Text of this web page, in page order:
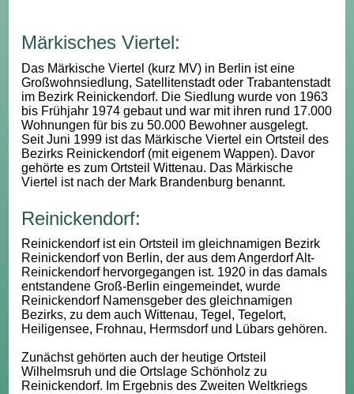
Märkisches Viertel:
Das Märkische Viertel (kurz MV) in Berlin ist eine
Großwohnsiedlung, Satellitenstadt oder Trabantenstadt
im Bezirk Reinickendorf. Die Siedlung wurde von 1963
bis Frühjahr 1974 gebaut und war mit ihren rund 17.000
Wohnungen für bis zu 50.000 Bewohner ausgelegt.
Seit Juni 1999 ist das Märkische Viertel ein Ortsteil des
Bezirks Reinickendorf (mit eigenem Wappen). Davor
gehörte es zum Ortsteil Wittenau. Das Märkische
Viertel ist nach der Mark Brandenburg benannt.
Reinickendorf:
Reinickendorf ist ein Ortsteil im gleichnamigen Bezirk
Reinickendorf von Berlin, der aus dem Angerdorf Alt-
Reinickendorf hervorgegangen ist. 1920 in das damals
entstandene Groß-Berlin eingemeindet, wurde
Reinickendorf Namensgeber des gleichnamigen
Bezirks, zu dem auch Wittenau, Tegel, Tegelort,
Heiligensee, Frohnau, Hermsdorf und Lübars gehören.
Zunächst gehörten auch der heutige Ortsteil
Wilhelmsruh und die Ortslage Schönholz zu
Reinickendorf. Im Ergebnis des Zweiten Weltkriegs